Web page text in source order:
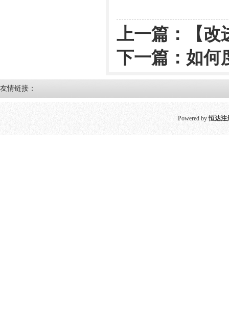
上一篇：
【
下一篇： 如何
友情链接：
Powered by恒达注